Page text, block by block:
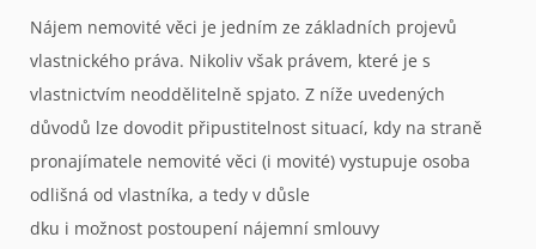
Nájem nemovité věci je jedním ze základních projevů
vlastnického práva. Nikoliv však právem, které je s
vlastnictvím neoddělitelně spjato. Z níže uvedených
důvodů lze dovodit připustitelnost situací, kdy na straně
pronajímatele nemovité věci (i movité) vystupuje osoba
odlišná od vlastníka, a tedy v důsle
dku i možnost postoupení nájemní smlouvy